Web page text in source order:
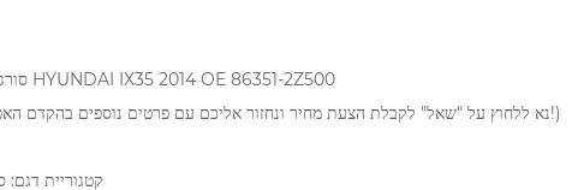
סורג עבור HYUNDAI IX35 2014 OE 86351-2Z500
(נא ללחוץ על "שאל" לקבלת הצעת מחיר ונחזור אליכם עם פרטים נוספים בהקדם האפשרי!)
1. קטגוריית דגם: